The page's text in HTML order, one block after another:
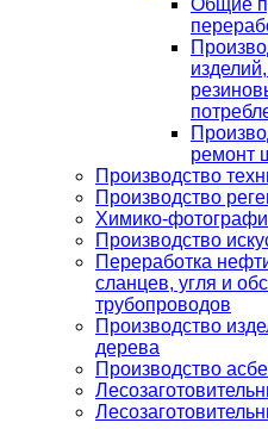
Общие
ремонт
Производство
Производство
Химико-
Производство
Переработка
сланцев, угля и
трубопроводов
Производство
дерева
Производство